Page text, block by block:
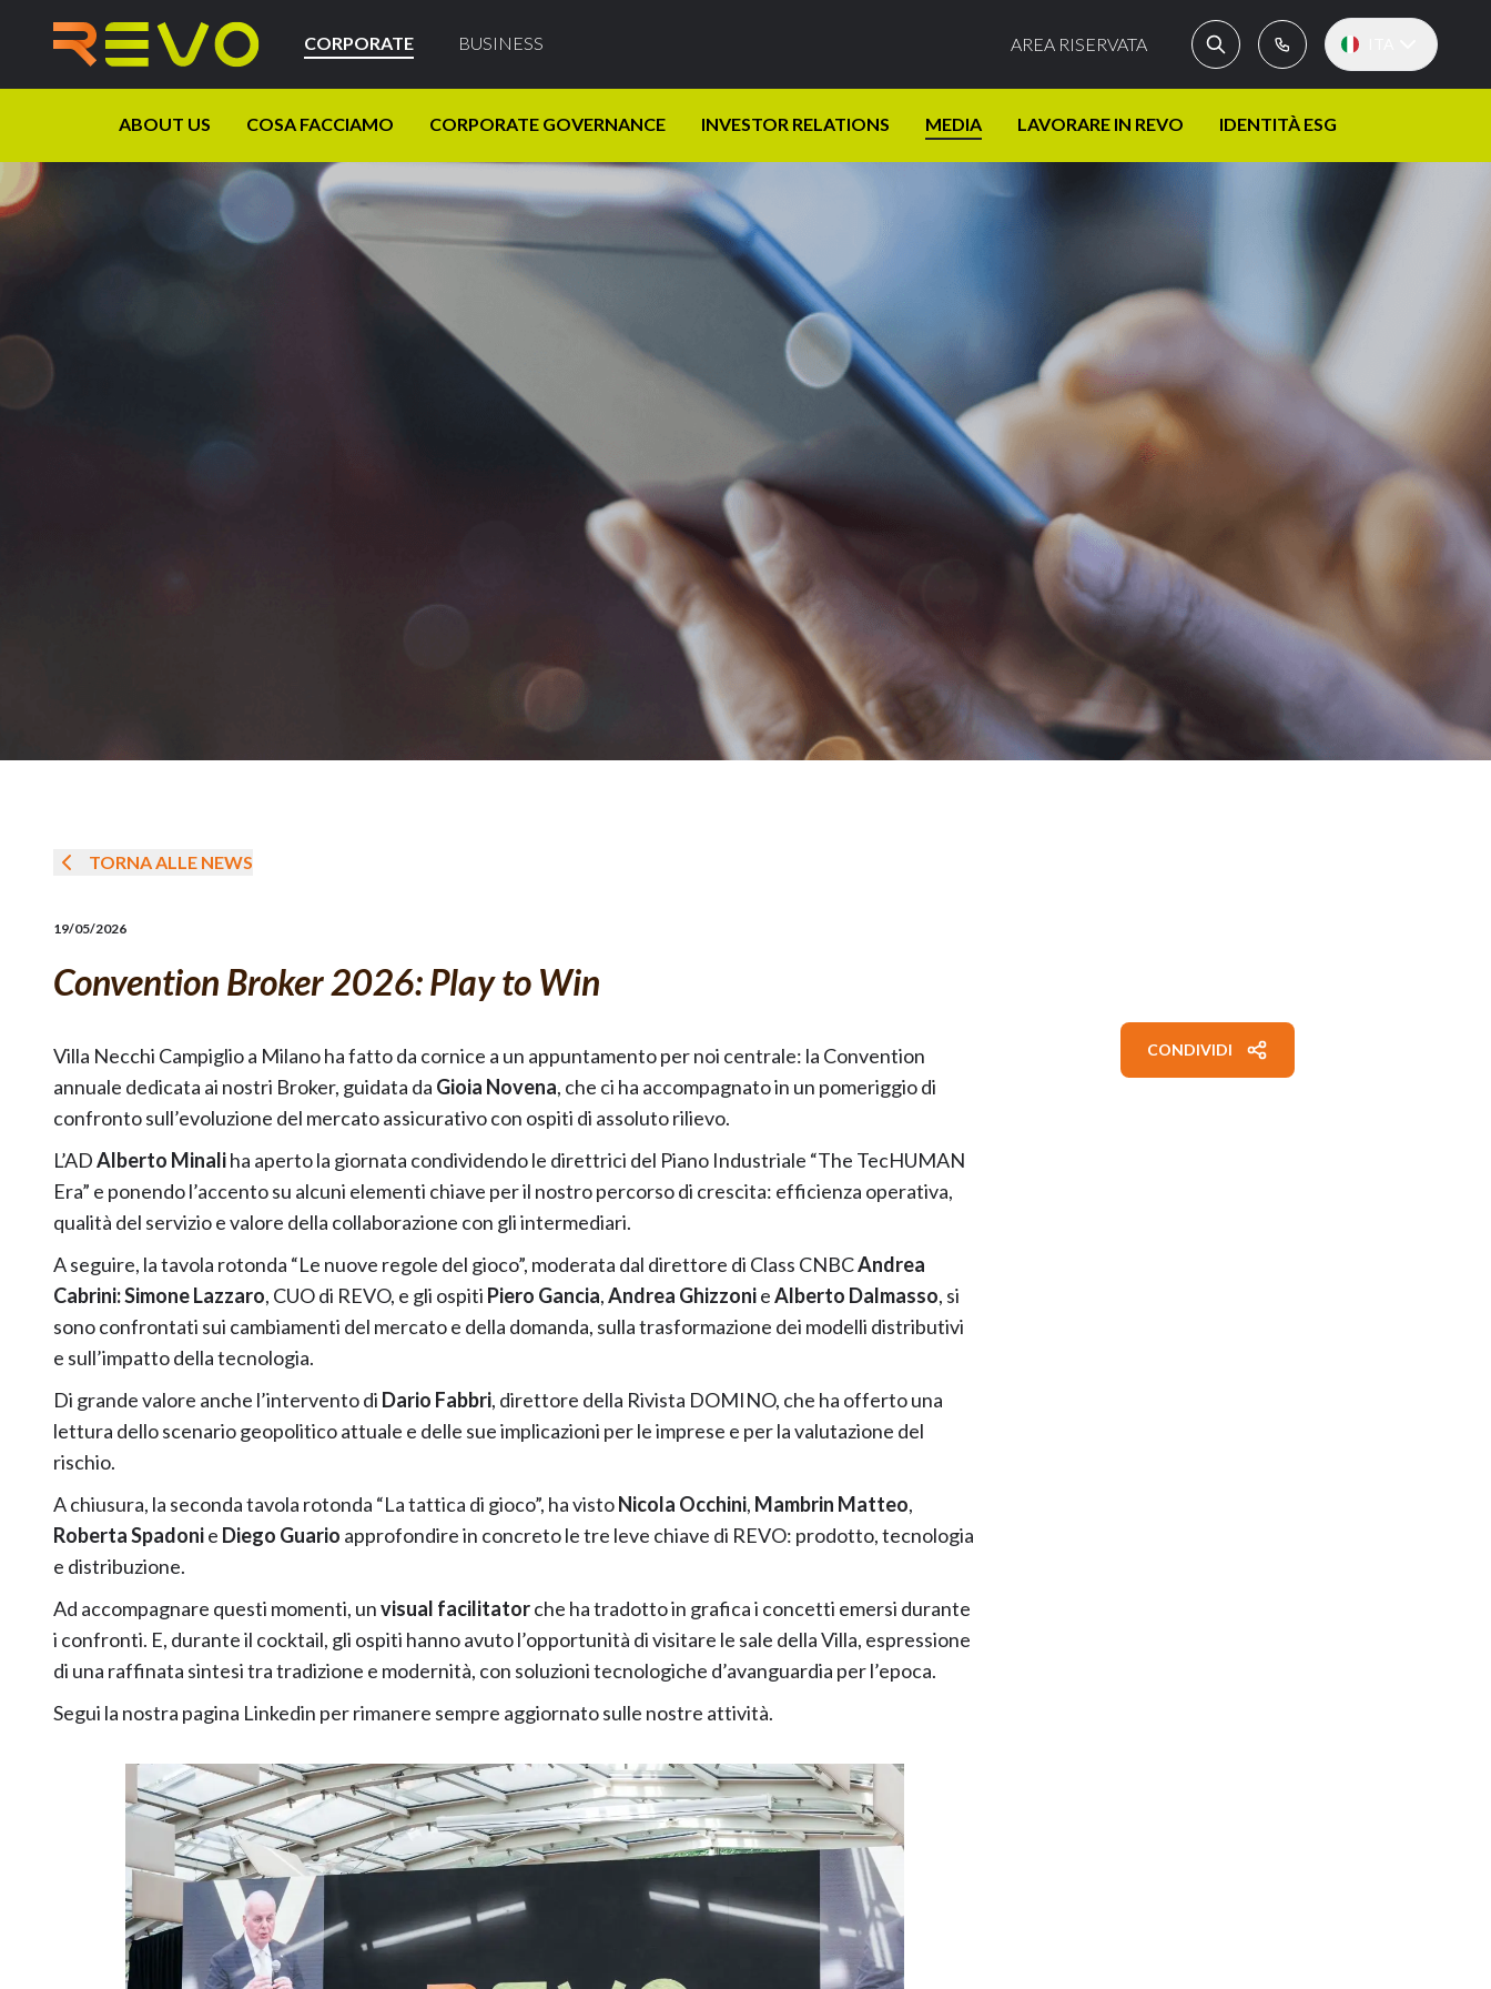
CORPORATE BUSINESS AREA RISERVATA
ABOUT US COSA FACCIAMO CORPORATE GOVERNANCE INVESTOR RELATIONS MEDIA LAVORARE IN REVO IDENTITÀ ESG
TORNA ALLE NEWS
19/05/2026
Convention Broker 2026: Play to Win
Villa Necchi Campiglio a Milano ha fatto da cornice a un appuntamento per noi centrale: la Convention
annuale dedicata ai nostri Broker, guidata da Gioia Novena, che ci ha accompagnato in un pomeriggio di
confronto sull’evoluzione del mercato assicurativo con ospiti di assoluto rilievo.
L’ADAlberto Minaliha aperto la giornata condividendo le direttrici del Piano Industriale “The TecHUMAN
Era” e ponendo l’accento su alcuni elementi chiave per il nostro percorso di crescita: efficienza operativa,
qualità del servizio e valore della collaborazione con gli intermediari.
A seguire, la tavola rotonda “Le nuove regole del gioco”, moderata dal direttore di Class CNBCAndrea
Cabrini: Simone Lazzaro, CUO di REVO, e gli ospiti Piero Gancia,Andrea GhizzonieAlberto Dalmasso, si
sono confrontati sui cambiamenti del mercato e della domanda, sulla trasformazione dei modelli distributivi
e sull’impatto della tecnologia.
Di grande valore anche l’intervento di Dario Fabbri, direttore della Rivista DOMINO, che ha offerto una
lettura dello scenario geopolitico attuale e delle sue implicazioni per le imprese e per la valutazione del
rischio.
A chiusura, la seconda tavola rotonda “La tattica di gioco”, ha vistoNicola Occhini, Mambrin Matteo,
Roberta Spadonie Diego Guario approfondire in concreto le tre leve chiave di REVO: prodotto, tecnologia
e distribuzione.
Ad accompagnare questi momenti, unvisual facilitatorche ha tradotto in grafica i concetti emersi durante
i confronti. E, durante il cocktail, gli ospiti hanno avuto l’opportunità di visitare le sale della Villa, espressione
di una raffinata sintesi tra tradizione e modernità, con soluzioni tecnologiche d’avanguardia per l’epoca.
Segui la nostra pagina Linkedin per rimanere sempre aggiornato sulle nostre attività.
CONDIVIDI